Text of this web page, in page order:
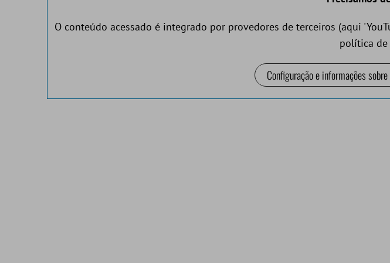
O conteúdo acessado é integrado por provedores de terceiros (aqui
política de
Configuração e informações